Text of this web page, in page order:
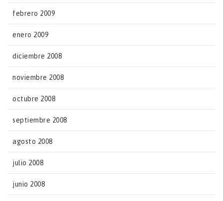
febrero 2009
enero 2009
diciembre 2008
noviembre 2008
octubre 2008
septiembre 2008
agosto 2008
julio 2008
junio 2008